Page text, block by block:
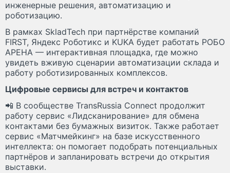
инженерные решения, автоматизацию и
роботизацию.
В рамках SkladTech при партнёрстве компаний
FIRST, Яндекс Роботикс и KUKA будет работать РОБО
АРЕНА — интерактивная площадка, где можно
увидеть вживую сценарии автоматизации склада и
работу роботизированных комплексов.
Цифровые сервисы для встреч и контактов
📲 В сообществе TransRussia Connect продолжит
работу сервис «Лидсканирование» для обмена
контактами без бумажных визиток. Также работает
сервис «Матчмейкинг» на базе искусственного
интеллекта: он помогает подобрать потенциальных
партнёров и запланировать встречи до открытия
выставки.